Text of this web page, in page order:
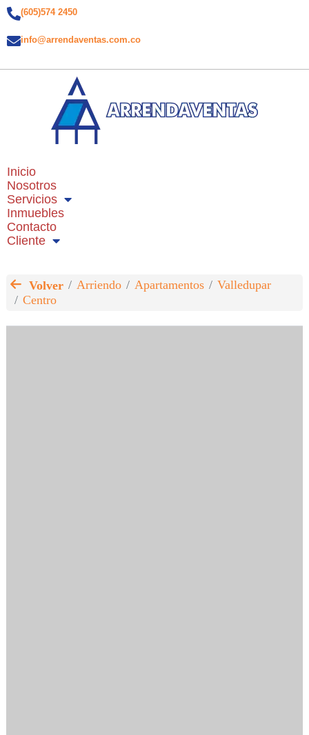
(605)574 2450
info@arrendaventas.com.co
Inicio
Nosotros
Servicios
Inmuebles
Contacto
Cliente
Volver Arriendo Apartamentos
Valledupar
Centro